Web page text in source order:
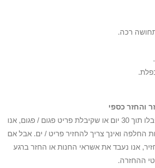
רכה.
הפריטים שלך לא קיבלו תוך 30 יום או שקיבלת פריט פגום / פגום, אנו
החלפה ואינך צריך להחזיר פריט / ים. אבל אם
אנו נעבד את אשראי החנות או החזר ברגע
ההחזרה.